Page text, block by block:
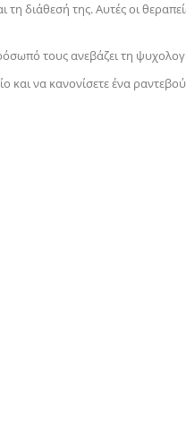
διάθεσή της. Αυτές οι
τους ανεβάζει τη
και να κανονίσετε ένα